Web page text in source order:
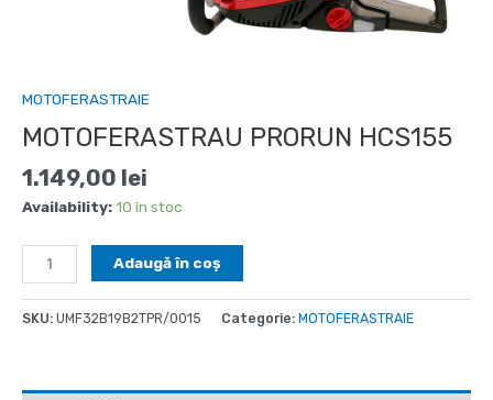
MOTOFERASTRAIE
MOTOFERASTRAU PRORUN HCS155
1.149,00 lei
Availability:10 în stoc
Cantitate
MOTOFERASTRAU
PRORUN
HCS155
Adaugă în coș
SKU: UMF32B19B2TPR/0015 Categorie: MOTOFERASTRAIE